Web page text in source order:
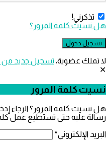
كلمة المرور؟
عضوية،‫تسجيل جديد من هنا
كلمة المرور
كلمة المرور؟ الرجاء إدخال
عليه حتى تستطيع عمل كلمة
الإلكتروني*